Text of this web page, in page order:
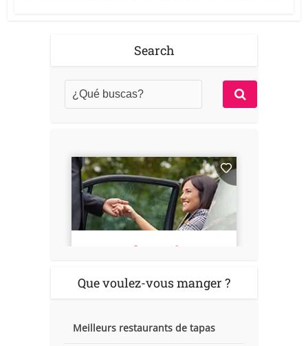
Search
Que voulez-vous manger ?
Meilleurs restaurants de tapas